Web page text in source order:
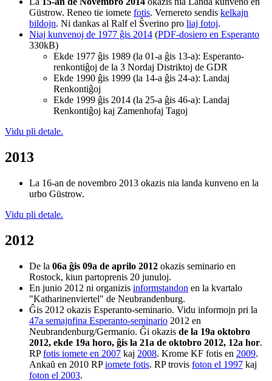
Güstrow. Reneo tie iomete fotis. Vernereto sendis kelkajn
bildojn. Ni dankas al Ralf el Ŝverino pro liaj fotoj.
Niaj kunvenoj de 1977 ĝis 2014 (PDF-dosiero en Esperanto
330kB)
Ekde 1977 ĝis 1989 (la 01-a ĝis 13-a): Esperanto-
renkontiĝoj de la 3 Nordaj Distriktoj de GDR
Ekde 1990 ĝis 1999 (la 14-a ĝis 24-a): Landaj
Renkontiĝoj
Ekde 1999 ĝis 2014 (la 25-a ĝis 46-a): Landaj
Renkontiĝoj kaj Zamenhofaj Tagoj
Vidu pli detale.
2013
La 16-an de novembro 2013 okazis nia landa kunveno en la
urbo Güstrow.
Vidu pli detale.
2012
De la 06a ĝis 09a de aprilo 2012 okazis seminario en
Rostock, kiun partoprenis 20 junuloj.
En junio 2012 ni organizis informstandon en la kvartalo
"Katharinenviertel" de Neubrandenburg.
Ĝis 2012 okazis Esperanto-seminario. Vidu informojn pri la
47a semajnfina Esperanto-seminario 2012 en
Neubrandenburg/Germanio. Ĝi okazis de la 19a oktobro
2012, ekde 19a horo, ĝis la 21a de oktobro 2012, 12a hor.
RPfotis iomete en 2007 kaj 2008. Krome KF fotis en 2009.
Ankaŭ en 2010 RPiomete fotis. RP trovis foton el 1997 kaj
foton el 2003.